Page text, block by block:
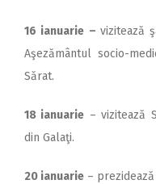
16 ianuarie – vizitează
Aşezământul socio-
Sărat.
18 ianuarie – vizitează
din Galaţi.
20 ianuarie –